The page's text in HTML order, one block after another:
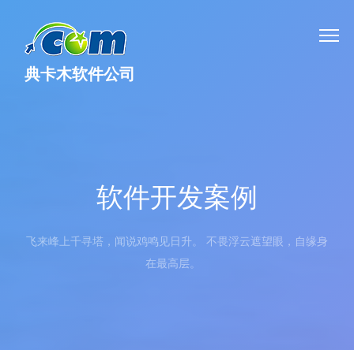
典卡木软件公司
软件开发案例
飞来峰上千寻塔，闻说鸡鸣见日升。 不畏浮云遮望眼，自缘身
在最高层。